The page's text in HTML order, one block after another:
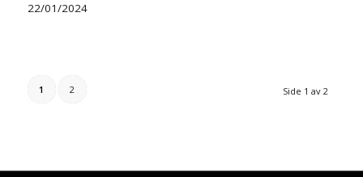
22/01/2024
Side 1 av 2
1 2